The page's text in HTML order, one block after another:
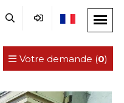
Votre demande (0)